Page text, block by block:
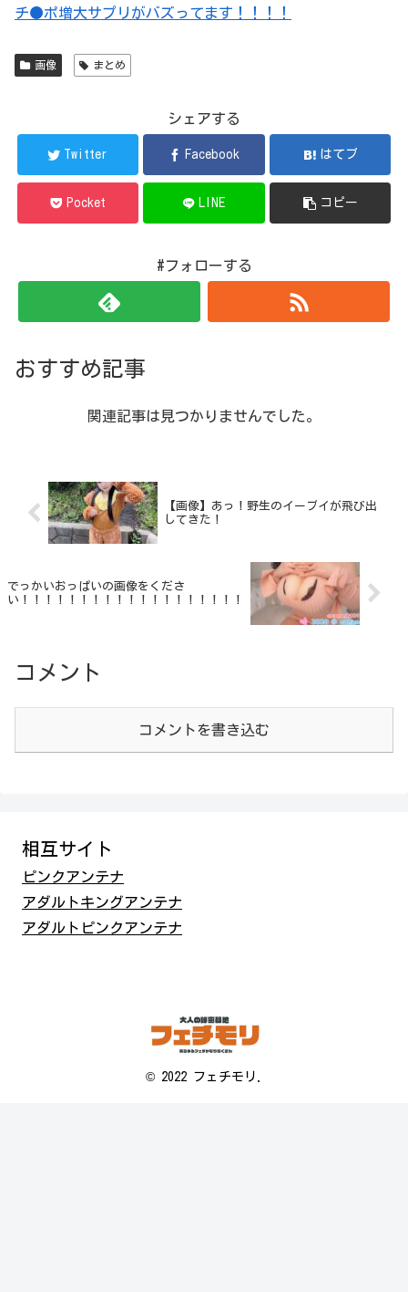
チ●ポ増大サプリがバズってます！！！！
画像 まとめ
シェアする
Twitter Facebook はてブ
Pocket LINE コピー
#フォローする
おすすめ記事
関連記事は見つかりませんでした。
【画像】あっ！野生のイーブイが飛び出
してきた！
でっかいおっぱいの画像をくださ
い！！！！！！！！！！！！！！！！！！！
コメント
コメントを書き込む
相互サイト
ピンクアンテナ
アダルトキングアンテナ
アダルトピンクアンテナ
© 2022 フェチモリ.